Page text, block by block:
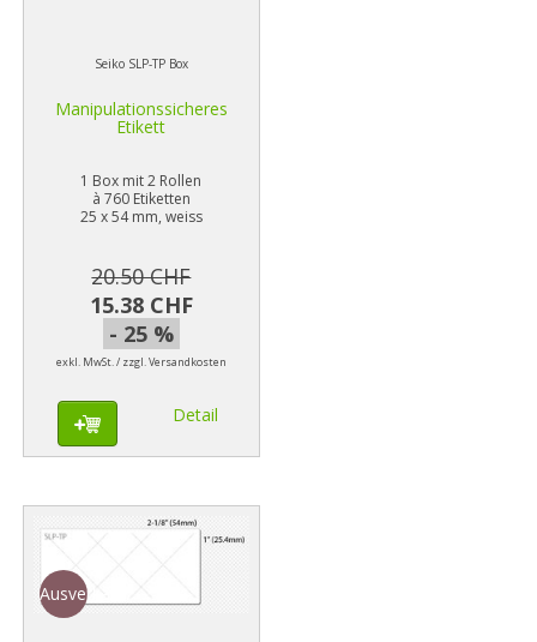
Seiko SLP-TP Box
Manipulationssicheres
Etikett
1 Box mit 2 Rollen
à 760 Etiketten
25 x 54 mm, weiss
20.50 CHF
15.38 CHF
- 25 %
exkl. MwSt. / zzgl. Versandkosten
Detail
Ausverkauf